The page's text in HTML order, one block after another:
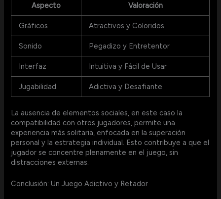
Aspecto Valoración
Gráficos Atractivos y Coloridos
Sonido Pegadizo y Entretentor
Interfaz Intuitiva y Fácil de Usar
Jugabilidad Adictiva y Desafiante
La ausencia de elementos sociales, en este caso la
compatibilidad con otros jugadores, permite una
experiencia más solitaria, enfocada en la superación
personal y la estrategia individual. Esto contribuye a que el
jugador se concentre plenamente en el juego, sin
distracciones externas.
Conclusión: Un Juego Adictivo y Retador